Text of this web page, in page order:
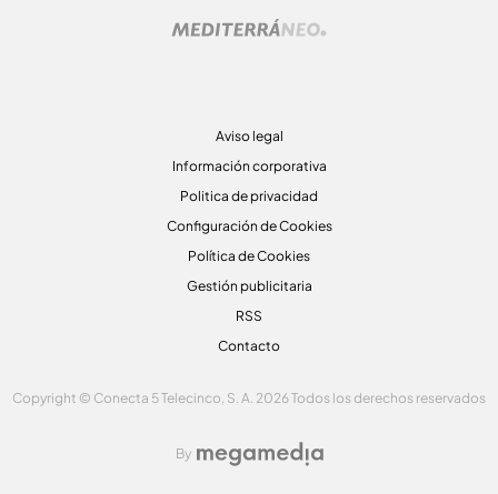
Aviso legal
Información corporativa
Politica de privacidad
Configuración de Cookies
Política de Cookies
Gestión publicitaria
RSS
Contacto
Copyright © Conecta 5 Telecinco, S. A. 2026 Todos los derechos reservados
By